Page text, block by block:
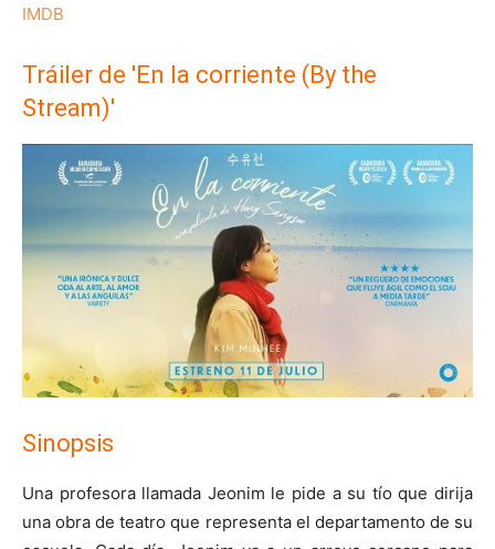
IMDB
Tráiler de 'En la corriente (By the
Stream)'
Sinopsis
Una profesora llamada Jeonim le pide a su tío que dirija
una obra de teatro que representa el departamento de su